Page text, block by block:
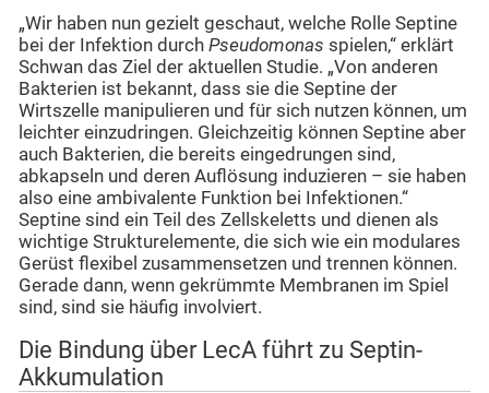
„Wir haben nun gezielt geschaut, welche Rolle Septine
bei der Infektion durch Pseudomonas spielen,“ erklärt
Schwan das Ziel der aktuellen Studie. „Von anderen
Bakterien ist bekannt, dass sie die Septine der
Wirtszelle manipulieren und für sich nutzen können, um
leichter einzudringen. Gleichzeitig können Septine aber
auch Bakterien, die bereits eingedrungen sind,
abkapseln und deren Auflösung induzieren – sie haben
also eine ambivalente Funktion bei Infektionen.“
Septine sind ein Teil des Zellskeletts und dienen als
wichtige Strukturelemente, die sich wie ein modulares
Gerüst flexibel zusammensetzen und trennen können.
Gerade dann, wenn gekrümmte Membranen im Spiel
sind, sind sie häufig involviert.
Die Bindung über LecA führt zu Septin-
Akkumulation